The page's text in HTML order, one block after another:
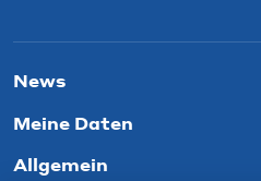
News
Meine Daten
Allgemein